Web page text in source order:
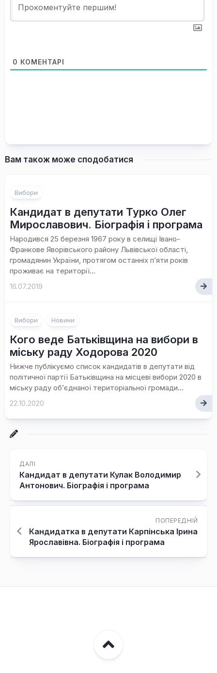
0 КОМЕНТАРІ
Вам також може сподобатися
Вибори
Кандидат в депутати Турко Олег
Мирославович. Біографія і програма
Народився 25 березня 1967 року в селищі Івано-
Франкове Яворівського району Львівської області,
громадянин України, протягом останніх п’яти років
проживає на території...
16.07.2019
Вибори Новини
Кого веде Батьківщина на вибори в
міську раду Ходорова 2020
Нижче публікуємо список кандидатів в депутати від
політичної партії Батьківщина на місцеві вибори 2020 в
міську раду об’єднаної територіальної громади...
22.10.2020
ДАЛІ
Кандидат в депутати Кулак Володимир
Антонович. Біографія і програма
ПОПЕРЕДНІЙ
Кандидатка в депутати Карпінська Ірина
Ярославівна. Біографія і програма